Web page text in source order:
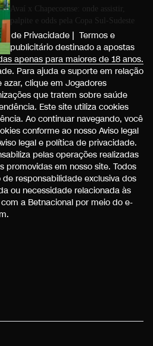
Avaí x Chapecoense: onde assistir,
palpite e odds pela Copa Sul-Sudeste
de Privacidade | Termos e
publicitário destinado a apostas
apenas para maiores de 18 anos.
Para ajuda e suporte em relação
azar, clique em Jogadores
que tratem sobre saúde
Este site utiliza cookies
Ao continuar navegando, você
conforme ao nosso Aviso legal
legal e política de privacidade.
pelas operações realizadas
promovidas em nosso site. Todos
responsabilidade exclusiva dos
ou necessidade relacionada às
a Betnacional por meio do e-
.